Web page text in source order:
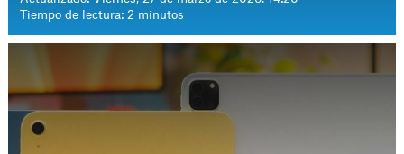
Tiempo de lectura: 2 minutos